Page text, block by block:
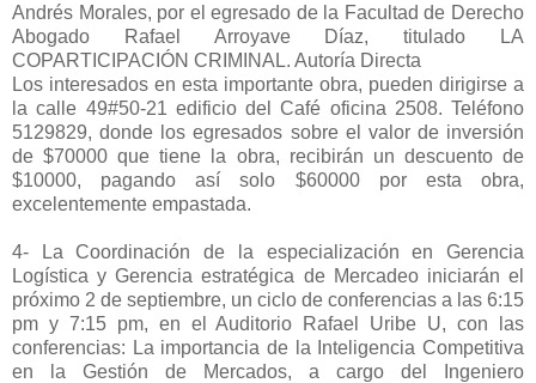
Andrés Morales, por el egresado de la Facultad de Derecho
Abogado Rafael Arroyave Díaz, titulado LA
COPARTICIPACIÓN CRIMINAL. Autoría Directa
Los interesados en esta importante obra, pueden dirigirse a
la calle 49#50-21 edificio del Café oficina 2508. Teléfono
5129829, donde los egresados sobre el valor de inversión
de $70000 que tiene la obra, recibirán un descuento de
$10000, pagando así solo $60000 por esta obra,
excelentemente empastada.
4- La Coordinación de la especialización en Gerencia
Logística y Gerencia estratégica de Mercadeo iniciarán el
próximo 2 de septiembre, un ciclo de conferencias a las 6:15
pm y 7:15 pm, en el Auditorio Rafael Uribe U, con las
conferencias: La importancia de la Inteligencia Competitiva
en la Gestión de Mercados, a cargo del Ingeniero